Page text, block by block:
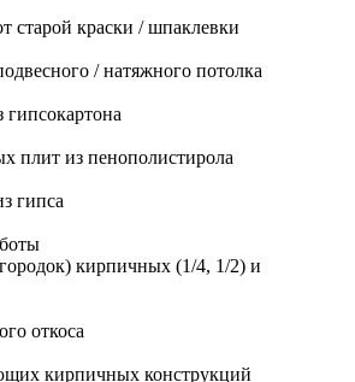
старой краски / шпаклевки
/ натяжного потолка
плит из пенополистирола
гипса
кирпичных (1/4, 1/2) и
откоса
кирпичных конструкций